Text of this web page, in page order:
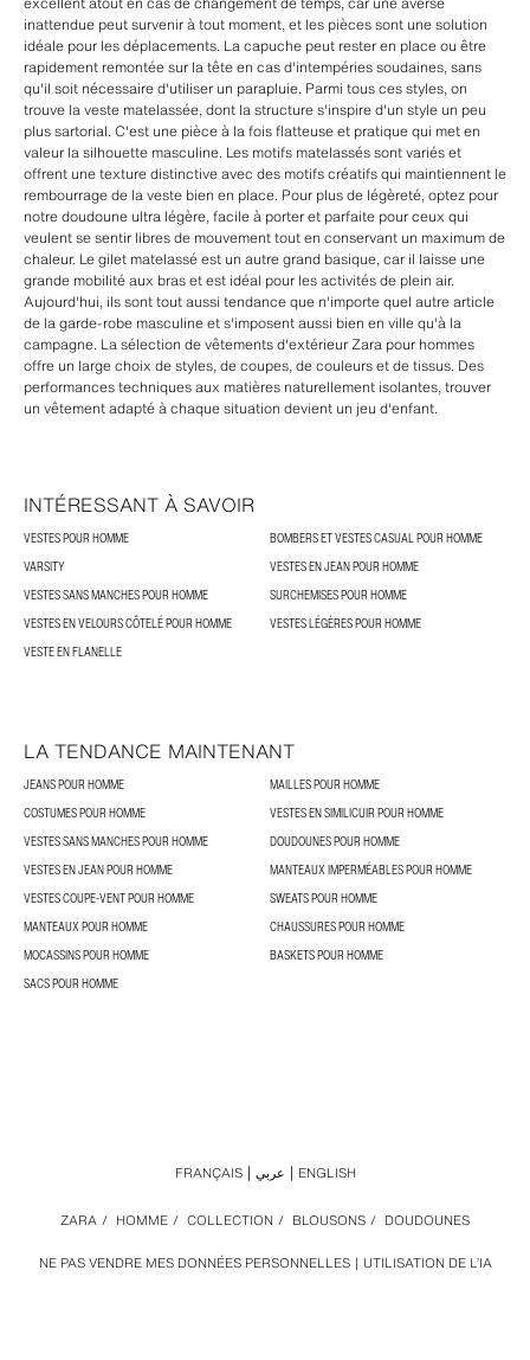
inattendue peut survenir à tout moment, et les pièces sont une solution
idéale pour les déplacements. La capuche peut rester en place ou être
rapidement remontée sur la tête en cas d'intempéries soudaines, sans
qu'il soit nécessaire d'utiliser un parapluie. Parmi tous ces styles, on
trouve la veste matelassée, dont la structure s'inspire d'un style un peu
plus sartorial. C'est une pièce à la fois flatteuse et pratique qui met en
valeur la silhouette masculine. Les motifs matelassés sont variés et
offrent une texture distinctive avec des motifs créatifs qui maintiennent le
rembourrage de la veste bien en place. Pour plus de légèreté, optez pour
notre doudoune ultra légère, facile à porter et parfaite pour ceux qui
veulent se sentir libres de mouvement tout en conservant un maximum de
chaleur. Le gilet matelassé est un autre grand basique, car il laisse une
grande mobilité aux bras et est idéal pour les activités de plein air.
Aujourd'hui, ils sont tout aussi tendance que n'importe quel autre article
de la garde-robe masculine et s'imposent aussi bien en ville qu'à la
campagne. La sélection de vêtements d'extérieur Zara pour hommes
offre un large choix de styles, de coupes, de couleurs et de tissus. Des
performances techniques aux matières naturellement isolantes, trouver
un vêtement adapté à chaque situation devient un jeu d'enfant.
INTÉRESSANT À SAVOIR
VESTES POUR HOMME
BOMBERS ET VESTES CASUAL POUR HOMME
VARSITY
VESTES EN JEAN POUR HOMME
VESTES SANS MANCHES POUR HOMME
SURCHEMISES POUR HOMME
VESTES EN VELOURS CÔTELÉ POUR HOMME
VESTES LÉGÈRES POUR HOMME
VESTE EN FLANELLE
LA TENDANCE MAINTENANT
JEANS POUR HOMME
MAILLES POUR HOMME
COSTUMES POUR HOMME
VESTES EN SIMILICUIR POUR HOMME
VESTES SANS MANCHES POUR HOMME
DOUDOUNES POUR HOMME
VESTES EN JEAN POUR HOMME
MANTEAUX IMPERMÉABLES POUR HOMME
VESTES COUPE-VENT POUR HOMME
SWEATS POUR HOMME
MANTEAUX POUR HOMME
CHAUSSURES POUR HOMME
MOCASSINS POUR HOMME
BASKETS POUR HOMME
SACS POUR HOMME
NE PAS VENDRE MES DONNÉES PERSONNELLES UTILISATION DE L’IA
ZARA / HOMME / COLLECTION / BLOUSONS / DOUDOUNES
FRANÇAIS عربي ENGLISH